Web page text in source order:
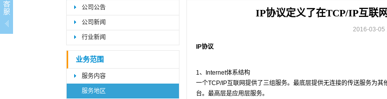
公司公告
公司新闻
行业新闻
业务范围
服务内容
服务地区
IP协议定义了在TCP/IP互联
2016-03-
IP协议
1、Internet体系结构
一个TCP/IP互联网提供了三组服务。最底层提供无连接的传送服务为
台。最高层是应用层服务。